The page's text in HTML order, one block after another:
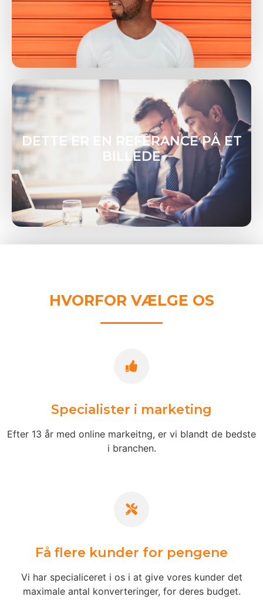
DETTE ER EN REFERANCE PÅ ET
BILLEDE
HVORFOR VÆLGE OS
Specialister i marketing
Efter 13 år med online markeitng, er vi blandt de bedste
i branchen.
Få flere kunder for pengene
Vi har specialiceret i os i at give vores kunder det
maximale antal konverteringer, for deres budget.